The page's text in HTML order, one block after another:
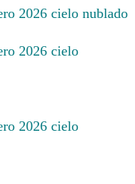
2026 cielo nublado